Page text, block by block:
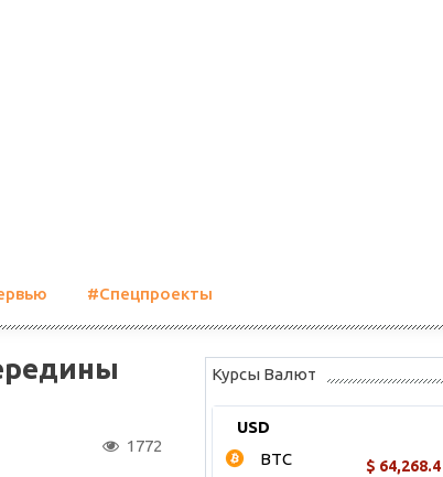
#Спецпроекты
1772
Курсы Валют
USD
$ 64,268.4
BTC